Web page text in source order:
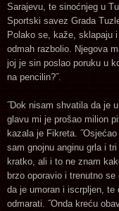
Sarajevu, te sinoćnjeg u
Sportski savez Grada
Polako se, kaže, sklapaju
odmah razbolio. Njegova
joj je sin poslao poruku u
na pencilin?˝.
˝Dok nisam shvatila da je
glavu mi je prošao milion
kazala je Fikreta.
sam gnojnu anginu grla i
kratko, ali i to ne znam
brzo oporavio i trenutno
da je umoran i iscrpljen, te
odmarati. ˝Onda kreću